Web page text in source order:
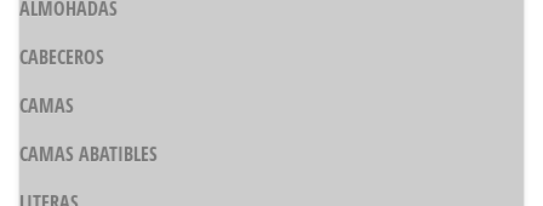
ALMOHADAS
CABECEROS
CAMAS
CAMAS ABATIBLES